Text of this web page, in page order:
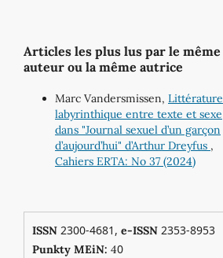
Articles les plus lus par le même
auteur ou la même autrice
Marc Vandersmissen, Littérature
labyrinthique entre texte et sexe
dans "Journal sexuel d’un garçon
d’aujourd’hui" d’Arthur Dreyfus ,
Cahiers ERTA: No 37 (2024)
ISSN2300-4681, e-ISSN2353-8953
Punkty MEiN: 40